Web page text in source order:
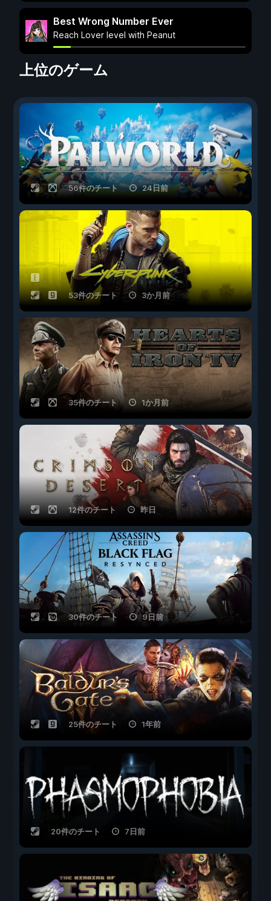
Best Wrong Number Ever
Reach Lover level with Peanut
上位のゲーム
56件のチート 24日前
53件のチート 3か月前
35件のチート 1か月前
12件のチート 昨日
30件のチート 9日前
25件のチート 1年前
20件のチート 7日前